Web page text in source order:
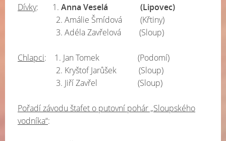
Dívky: 1. Anna Veselá (Lipovec)
2. Amálie Šmídová (Křtiny)
3. Adéla Zavřelová (Sloup)
Chlapci: 1. Jan Tomek (Podomí)
2. Kryštof Jarůšek (Sloup)
3. Jiří Zavřel (Sloup)
Pořadí závodu štafet o putovní pohár „Sloupského
vodníka“: